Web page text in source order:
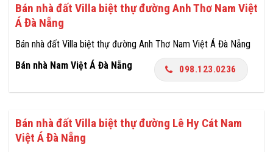
Bán nhà đất Villa biệt thự đường Anh Thơ Nam Việt
Á Đà Nẵng
Bán nhà đất Villa biệt thự đường Anh Thơ Nam Việt Á Đà Nẵng
Bán nhà Nam Việt Á Đà Nẵng
098.123.0236
Bán nhà đất Villa biệt thự đường Lê Hy Cát Nam
Việt Á Đà Nẵng